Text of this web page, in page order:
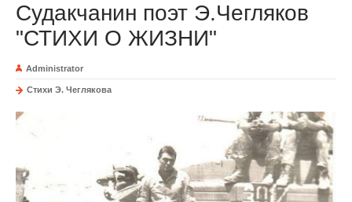
Судакчанин поэт Э.Чегляков
"СТИХИ О ЖИЗНИ"
Administrator
Стихи Э. Чеглякова